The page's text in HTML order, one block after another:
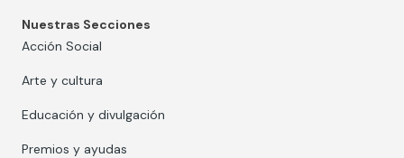
Nuestras Secciones
Acción Social
Arte y cultura
Educación y divulgación
Premios y ayudas